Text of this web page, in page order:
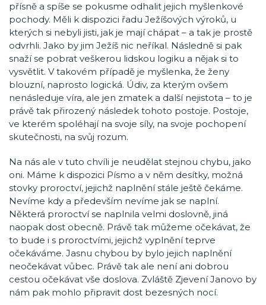
přísně a spíše se pokusme odhalit jejich myšlenkové
pochody. Měli k dispozici řadu Ježíšových výroků, u
kterých si nebyli jisti, jak je mají chápat – a tak je prostě
odvrhli. Jako by jim Ježíš nic neříkal. Následně si pak
snaží se pobrat veškerou lidskou logiku a nějak si to
vysvětlit. V takovém případě je myšlenka, že ženy
blouzní, naprosto logická. Údiv, za kterým ovšem
nenásleduje víra, ale jen zmatek a další nejistota – to je
právě tak přirozený následek tohoto postoje. Postoje,
ve kterém spoléhají na svoje síly, na svoje pochopení
skutečnosti, na svůj rozum.
Na nás ale v tuto chvíli je neudělat stejnou chybu, jako
oni. Máme k dispozici Písmo a v něm desítky, možná
stovky proroctví, jejichž naplnění stále ještě čekáme.
Nevíme kdy a především nevíme jak se naplní.
Některá proroctví se naplnila velmi doslovně, jiná
naopak dost obecně. Právě tak můžeme očekávat, že
to bude i s proroctvími, jejichž vyplnění teprve
očekáváme. Jasnu chybou by bylo jejich naplnění
neočekávat vůbec. Právě tak ale není ani dobrou
cestou očekávat vše doslova. Zvláště Zjevení Janovo by
nám pak mohlo připravit dost bezesných nocí.